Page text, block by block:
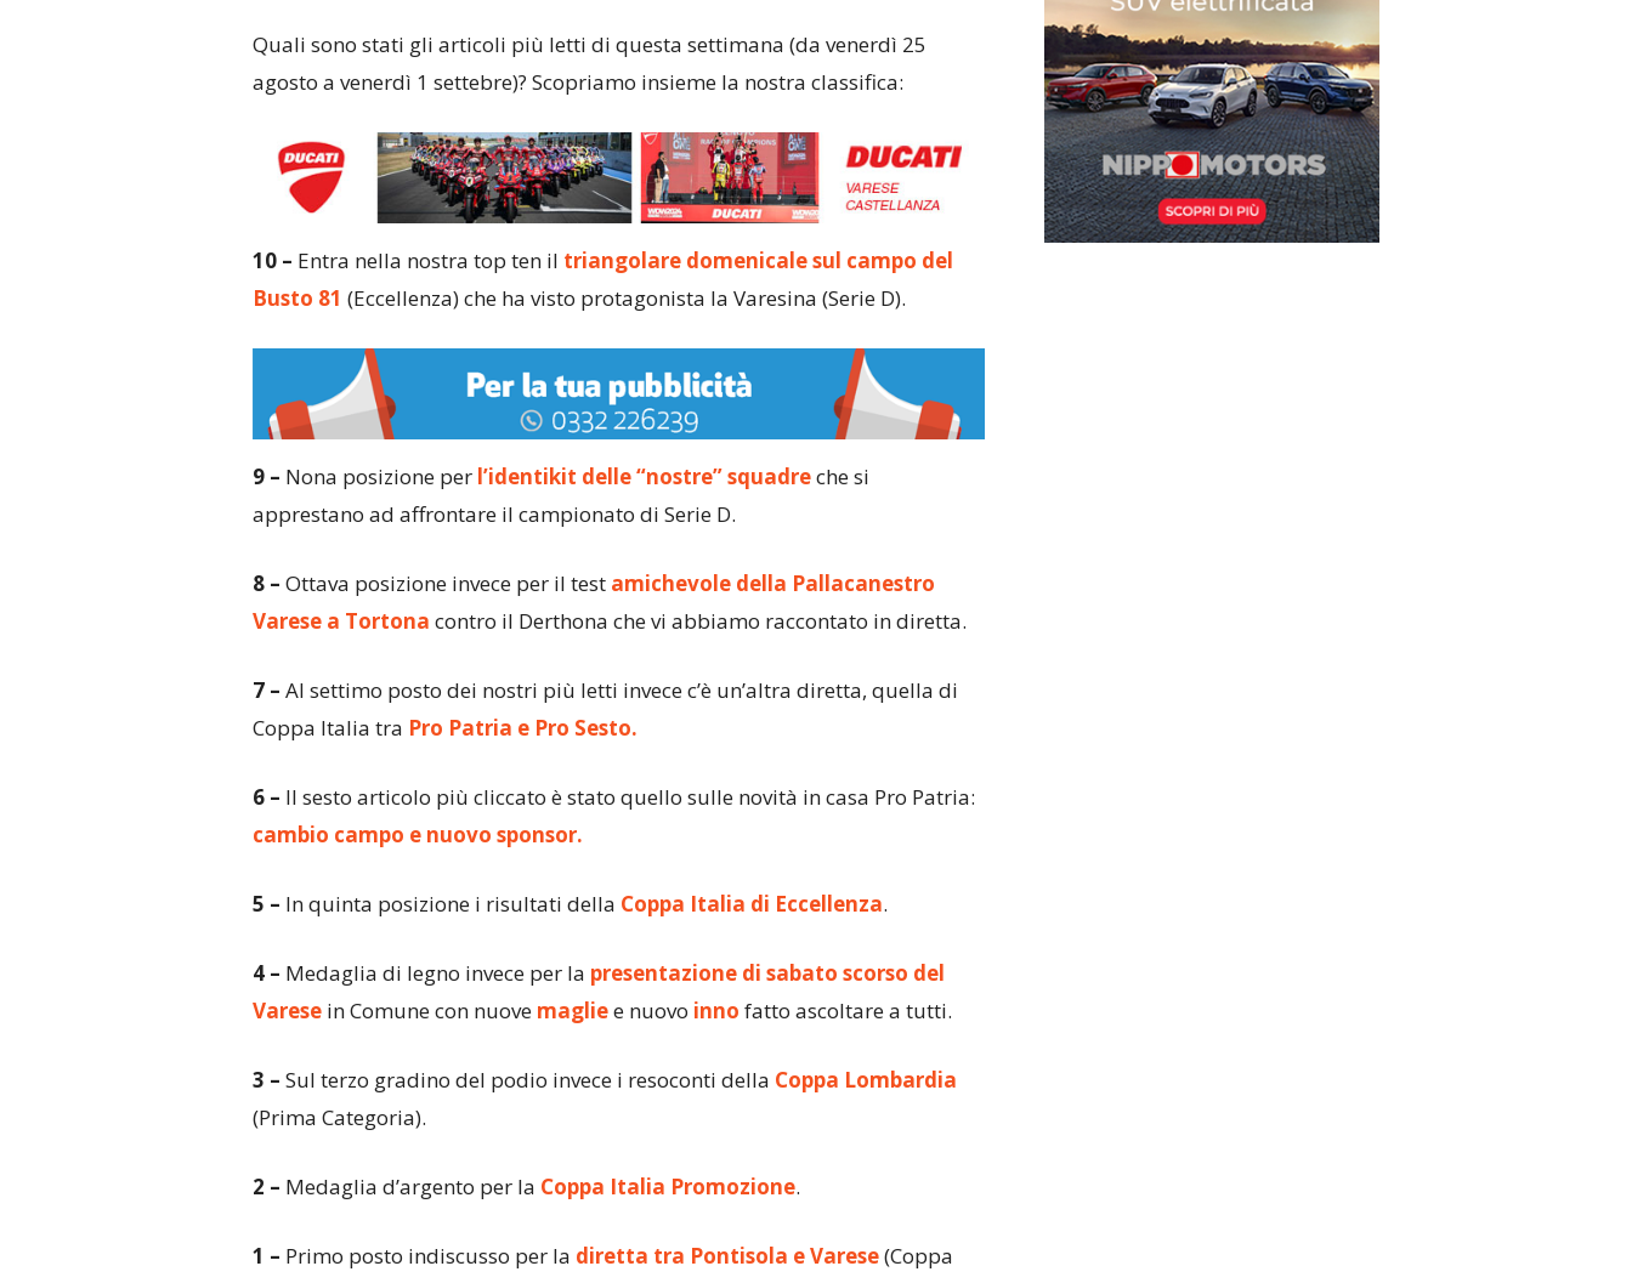
Quali sono stati gli articoli più letti di questa settimana (da venerdì 25
agosto a venerdì 1 settebre)? Scopriamo insieme la nostra classifica:
10 – Entra nella nostra top ten il triangolare domenicale sul campo del
Busto 81 (Eccellenza) che ha visto protagonista la Varesina (Serie D).
9 – Nona posizione per l’identikit delle “nostre” squadreche si
apprestano ad affrontare il campionato di Serie D.
8 – Ottava posizione invece per il test amichevole della Pallacanestro
Varese a Tortona contro il Derthona che vi abbiamo raccontato in diretta.
7 – Al settimo posto dei nostri più letti invece c’è un’altra diretta, quella di
Coppa Italia tra Pro Patria e Pro Sesto.
6 – Il sesto articolo più cliccato è stato quello sulle novità in casa Pro Patria:
cambio campo e nuovo sponsor.
5 – In quinta posizione i risultati della Coppa Italia di Eccellenza.
4 – Medaglia di legno invece per la presentazione di sabato scorso del
Varesein Comune con nuove magliee nuovo inno fatto ascoltare a tutti.
3 – Sul terzo gradino del podio invece i resoconti della Coppa Lombardia
(Prima Categoria).
2 – Medaglia d’argento per la Coppa Italia Promozione.
1 – Primo posto indiscusso per la diretta tra Pontisola e Varese(Coppa